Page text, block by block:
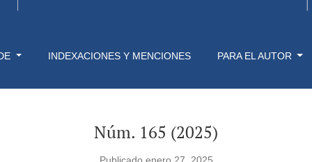
INDEXACIONES Y MENCIONES PARA EL AUTOR
Núm. 165 (2025)